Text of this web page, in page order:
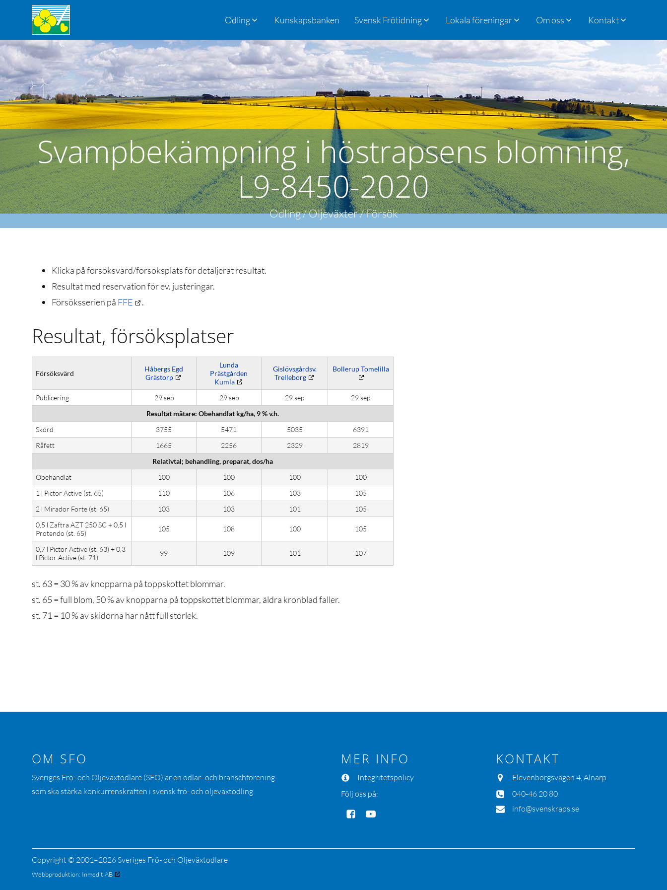
Odling Kunskapsbanken Svensk Frötidning Lokala föreningar Om oss Kontakt
Svampbekämpning i höstrapsens blomning,
L9-8450-2020
Odling / Oljeväxter / Försök
Klicka på försöksvärd/försöksplats för detaljerat resultat.
Resultat med reservation för ev. justeringar.
Försöksserien på FFE .
Resultat, försöksplatser
Försöksvärd
Håbergs Egd
Grästorp
Lunda
Prästgården
Kumla
Gislövsgårdsv.
Trelleborg
Bollerup Tomelilla
Publicering 29 sep 29 sep 29 sep
29 sep
Resultat mätare: Obehandlat kg/ha, 9 % v.h.
Skörd
3755 5471 5035
6391
Råfett
1665 2256 2329
2819
Relativtal; behandling, preparat, dos/ha
Obehandlat
100 100 100
100
1 l Pictor Active (st. 65)
110 106 103
105
2 l Mirador Forte (st. 65)
103 103 101
105
0,5 l Zaftra AZT 250 SC + 0,5 l
Protendo (st. 65)
105 108 100 105
0,7 l Pictor Active (st. 63) + 0,3
l Pictor Active (st. 71)
99 109 101 107
st. 63 = 30 % av knopparna på toppskottet blommar.
st. 65 = full blom, 50 % av knopparna på toppskottet blommar, äldra kronblad faller.
st. 71 = 10 % av skidorna har nått full storlek.
OM SFO
Sveriges Frö- och Oljeväxtodlare (SFO) är en odlar- och branschförening
som ska stärka konkurrenskraften i svensk frö- och oljeväxtodling.
MER INFO
Integritetspolicy
Följ oss på:
KONTAKT
Elevenborgsvägen 4, Alnarp
040-46 20 80
info@svenskraps.se
Copyright © 2001–2026 Sveriges Frö- och Oljeväxtodlare
Webbproduktion: Inmedit AB